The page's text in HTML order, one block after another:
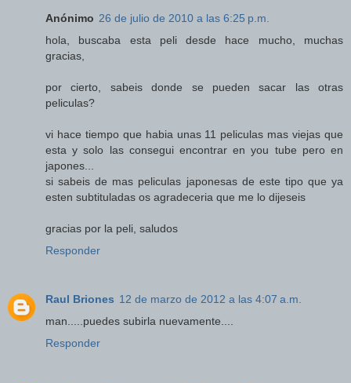
Anónimo 26 de julio de 2010 a las 6:25 p.m.
hola, buscaba esta peli desde hace mucho, muchas
gracias,
por cierto, sabeis donde se pueden sacar las otras
peliculas?
vi hace tiempo que habia unas 11 peliculas mas viejas que
esta y solo las consegui encontrar en you tube pero en
japones...
si sabeis de mas peliculas japonesas de este tipo que ya
esten subtituladas os agradeceria que me lo dijeseis
gracias por la peli, saludos
Responder
Raul Briones 12 de marzo de 2012 a las 4:07 a.m.
man.....puedes subirla nuevamente....
Responder